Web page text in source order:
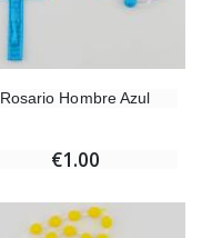
Rosario Hombre Azul
€1.00